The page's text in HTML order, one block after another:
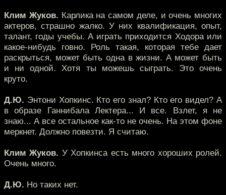
Клим Жуков. Карлика на самом деле, и очень многих
актеров, страшно жалко. У них квалификация, опыт,
талант, годы учебы. А играть приходится Ходора или
какое-нибудь говно. Роль такая, которая тебе дает
раскрыться, может быть одна в жизни. А может быть
и ни одной. Хотя ты можешь сыграть. Это очень
круто.
Д.Ю. Энтони Хопкинс. Кто его знал? Кто его видел? А
в образе Ганнибала Лектера... И все. Взлет, я не
знаю... А все остальное как-то не очень. На этом фоне
меркнет. Должно повезти. Я считаю.
Клим Жуков. У Хопкинса есть много хороших ролей.
Очень много.
Д.Ю. Но таких нет.